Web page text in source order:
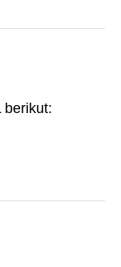
berikut: